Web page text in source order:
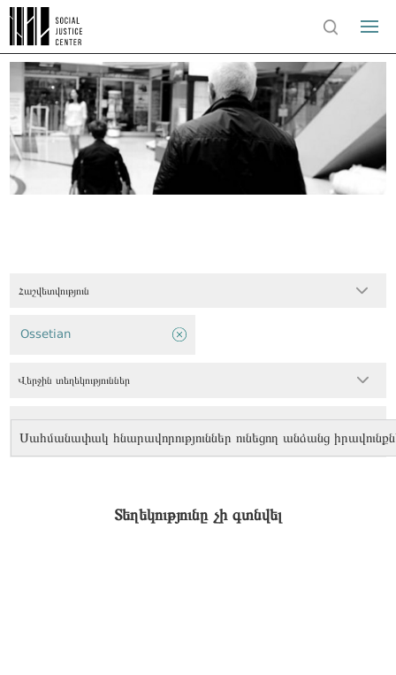
Հաշվետվություն
Սահմանափակ հնարավորություններ ունեցող անձանց
Ossetian
Վերջին տեղեկություններ
Տեղեկությունը չի գտնվել